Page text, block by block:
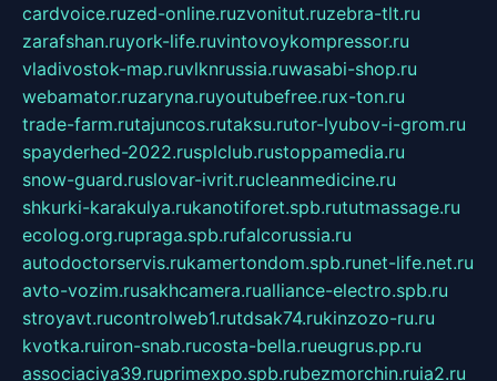
cardvoice.ruzed-online.ruzvonitut.ruzebra-tlt.ru
zarafshan.ruyork-life.ruvintovoykompressor.ru
vladivostok-map.ruvlknrussia.ruwasabi-shop.ru
webamator.ruzaryna.ruyoutubefree.rux-ton.ru
trade-farm.rutajuncos.rutaksu.rutor-lyubov-i-grom.ru
spayderhed-2022.rusplclub.rustoppamedia.ru
snow-guard.ruslovar-ivrit.rucleanmedicine.ru
shkurki-karakulya.rukanotiforet.spb.rututmassage.ru
ecolog.org.rupraga.spb.rufalcorussia.ru
autodoctorservis.rukamertondom.spb.runet-life.net.ru
avto-vozim.rusakhcamera.rualliance-electro.spb.ru
stroyavt.rucontrolweb1.rutdsak74.rukinzozo-ru.ru
kvotka.ruiron-snab.rucosta-bella.rueugrus.pp.ru
associaciya39.ruprimexpo.spb.rubezmorchin.ruia2.ru